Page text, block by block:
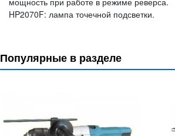
HP2070F: лампа точечной подсветки.
Популярные в разделе